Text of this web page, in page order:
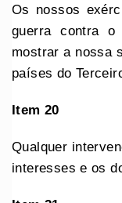
Os nossos
guerra contra
mostrar a nossa
países do
Item 20
Qualquer
interesses e os